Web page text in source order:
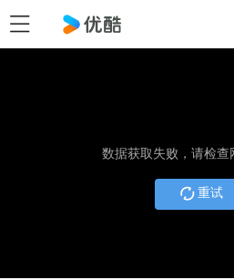
数据获取失败，请检查
重试